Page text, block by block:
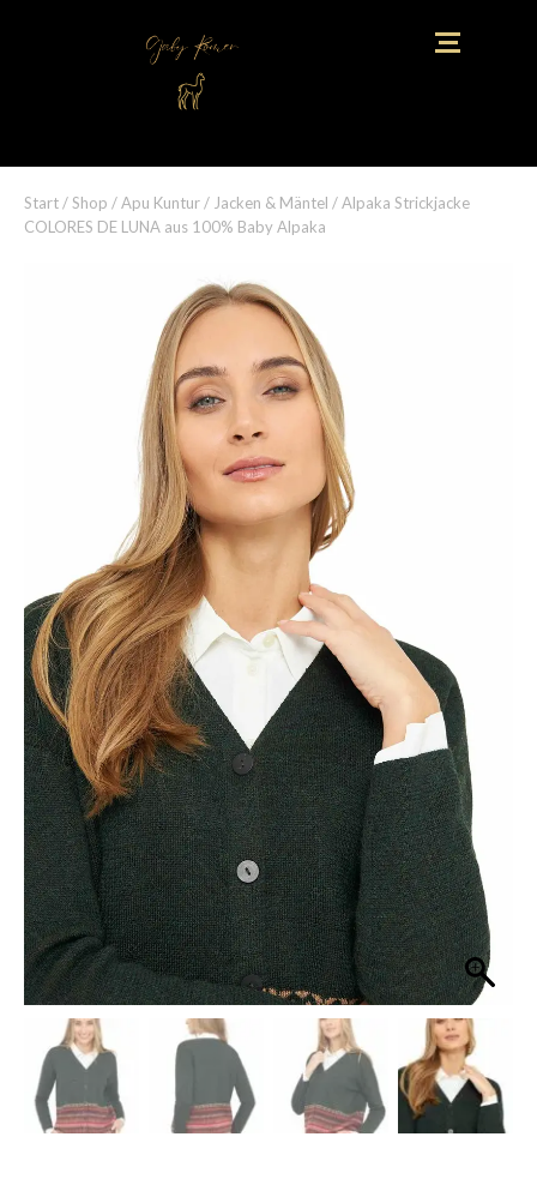
Start/Shop /Apu Kuntur/ Jacken & Mäntel / Alpaka Strickjacke
COLORES DE LUNA aus 100% Baby Alpaka